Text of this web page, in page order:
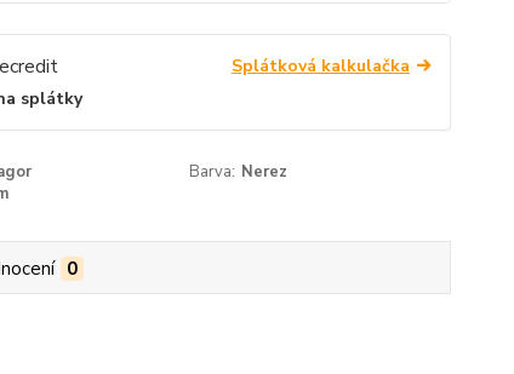
Splátková kalkulačka
splátky
Barva: Nerez
0